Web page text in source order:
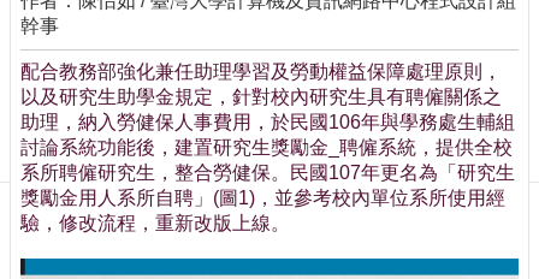
計
中
首
頁
聯
絡
資
訊
閱/
幹事
配合教務部強化兼任助理學習及勞動權益保障處理原則，
以及研究生助學金規定，針對校內研究生具有聘僱關係之
助理，納入勞健保人事費用，於民國106年與學務處生輔組
討論系統功能後，建置研究生獎勵金_聘僱系統，提供全校
系所聘僱研究生，整合勞健保。民國107年更名為「研究生
獎勵金用人系所自聘」(圖1)，並參考校內單位系所使用經
驗，修改流程，重新改版上線。